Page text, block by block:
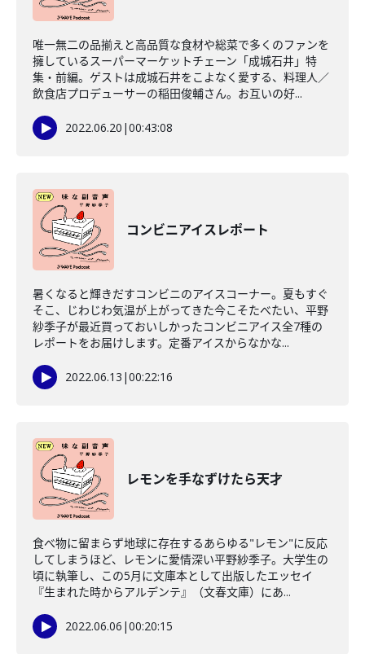
唯一無二の品揃えと高品質な食材や総菜で多くのファンを
擁しているスーパーマーケットチェーン「成城石井」特
集・前編。ゲストは成城石井をこよなく愛する、料理人／
飲食店プロデューサーの稲田俊輔さん。お互いの好...
2022.06.20 |00:43:08
コンビニアイスレポート
暑くなると輝きだすコンビニのアイスコーナー。夏もすぐ
そこ、じわじわ気温が上がってきた今こそたべたい、平野
紗季子が最近買っておいしかったコンビニアイス全7種の
レポートをお届けします。定番アイスからなかな...
2022.06.13 |00:22:16
レモンを手なずけたら天才
食べ物に留まらず地球に存在するあらゆる"レモン"に反応
してしまうほど、レモンに愛情深い平野紗季子。大学生の
頃に執筆し、この5月に文庫本として出版したエッセイ
『生まれた時からアルデンテ』（文春文庫）にあ...
2022.06.06 |00:20:15